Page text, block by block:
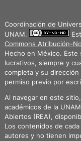
Coordinación de
UNAM.
Commons Atribución-
Hecho en México.
lucrativos, siempre y
completa y su
permiso previo por
Al navegar en este
académicos de la
Abiertos (REA),
Los contenidos de
autores y no tienen